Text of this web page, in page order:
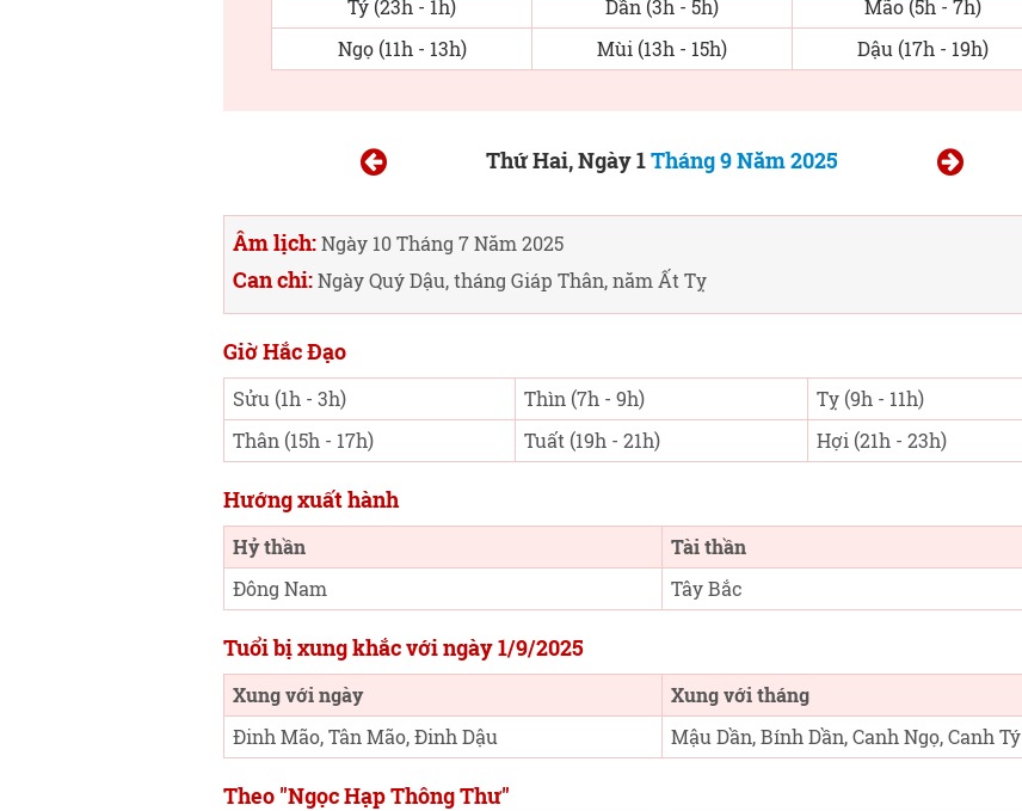
Tý (23h - 1h)
Dần (3h - 5h)
Mão (5h - 7h)
Ngọ (11h - 13h)
Mùi (13h - 15h) Dậu (17h - 19h)
Thứ Hai, Ngày 1Tháng 9 Năm 2025
Âm lịch:Ngày 10 Tháng 7 Năm 2025
Can chi:Ngày Quý Dậu, tháng Giáp Thân, năm Ất Tỵ
Giờ Hắc Đạo
Sửu (1h - 3h) Thìn (7h - 9h)
Tỵ (9h - 11h)
Thân (15h - 17h)
Tuất (19h - 21h) Hợi (21h - 23h)
Hướng xuất hành
Hỷ thần
Tài thần
Đông Nam
Tây Bắc
Tuổi bị xung khắc với ngày 1/9/2025
Xung với ngày
Xung với tháng
Đinh Mão, Tân Mão, Đinh Dậu
Mậu Dần, Bính Dần, Canh Ngọ, Canh Tý
Theo "Ngọc Hạp Thông Thư"